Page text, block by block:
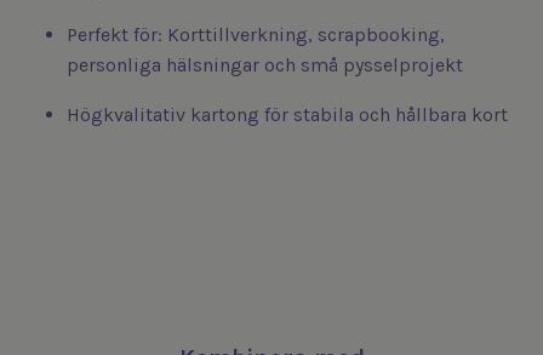
Perfekt för: Korttillverkning, scrapbooking,
personliga hälsningar och små pysselprojekt
Högkvalitativ kartong för stabila och hållbara kort